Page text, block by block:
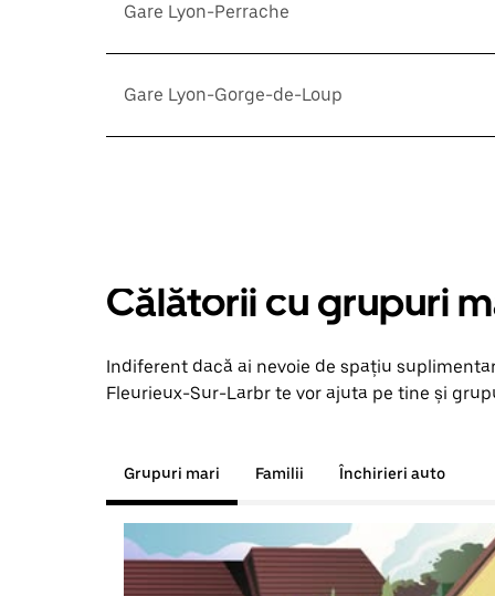
Gare Lyon-Perrache
Gare Lyon-Gorge-de-Loup
Călătorii cu grupuri
Indiferent dacă ai nevoie de spațiu
Fleurieux-Sur-Larbr te vor ajuta pe tine și
Grupuri mari Familii Închirieri auto